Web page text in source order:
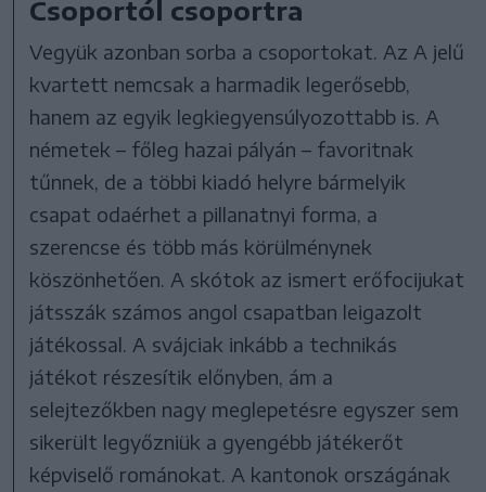
Csoportól csoportra
Vegyük azonban sorba a csoportokat. Az A jelű
kvartett nemcsak a harmadik legerősebb,
hanem az egyik legkiegyensúlyozottabb is. A
németek – főleg hazai pályán – favoritnak
tűnnek, de a többi kiadó helyre bármelyik
csapat odaérhet a pillanatnyi forma, a
szerencse és több más körülménynek
köszönhetően. A skótok az ismert erőfocijukat
játsszák számos angol csapatban leigazolt
játékossal. A svájciak inkább a technikás
játékot részesítik előnyben, ám a
selejtezőkben nagy meglepetésre egyszer sem
sikerült legyőzniük a gyengébb játékerőt
képviselő románokat. A kantonok országának